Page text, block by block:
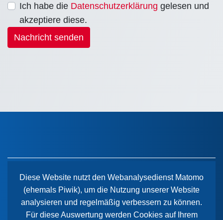
Ich habe die Datenschutzerklärung gelesen und
akzeptiere diese.
Nachricht senden
Der Paritätische Sachsen-Anhalt
Wiener Straße 2
Diese Website nutzt den Webanalysedienst Matomo
(ehemals Piwik), um die Nutzung unserer Website
analysieren und regelmäßig verbessern zu können.
Für diese Auswertung werden Cookies auf Ihrem